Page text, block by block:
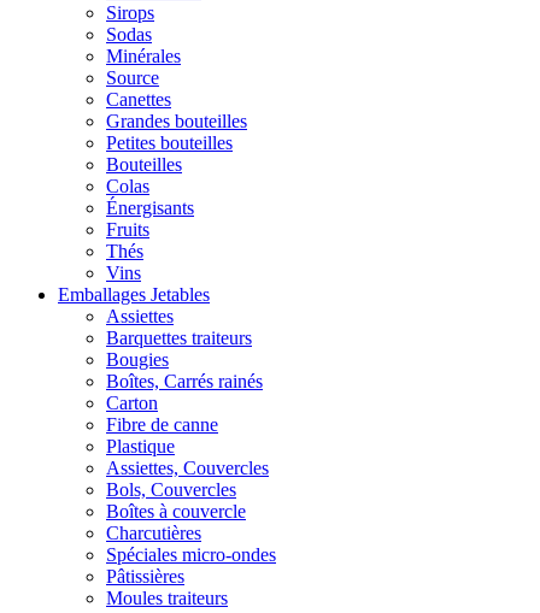
Sirops
Sodas
Minérales
Source
Canettes
Grandes bouteilles
Petites bouteilles
Bouteilles
Colas
Énergisants
Fruits
Thés
Vins
Emballages Jetables
Assiettes
Barquettes traiteurs
Bougies
Boîtes, Carrés rainés
Carton
Fibre de canne
Plastique
Assiettes, Couvercles
Bols, Couvercles
Boîtes à couvercle
Charcutières
Spéciales micro-ondes
Pâtissières
Moules traiteurs